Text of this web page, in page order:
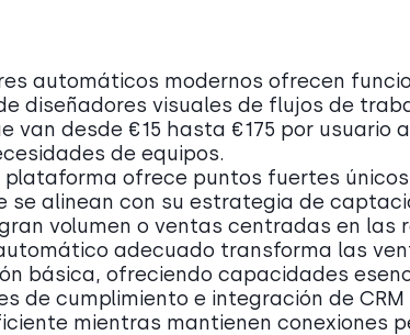
automáticos modernos ofrecen
diseñadores visuales de flujos de
van desde €15 hasta €175 por
de equipos.
plataforma ofrece puntos fuertes
se alinean con su estrategia de
volumen o ventas centradas en las
adecuado transforma las
básica, ofreciendo capacidades
de cumplimiento e integración de
mientras mantienen conexiones